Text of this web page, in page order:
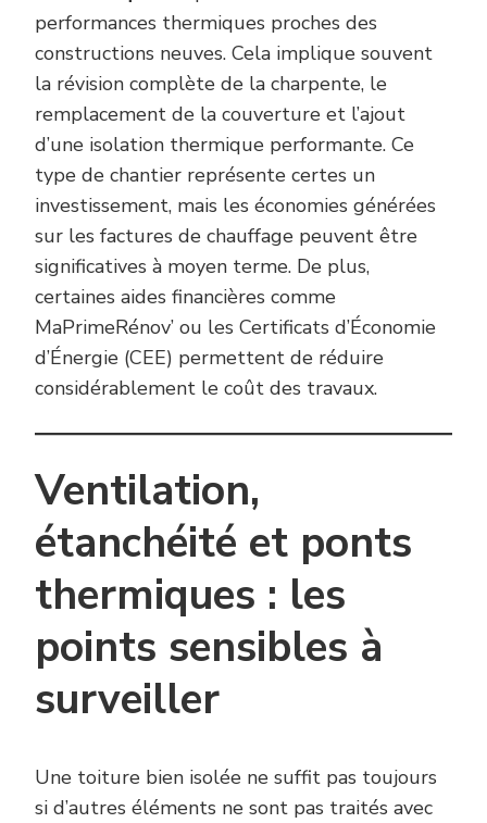
performances thermiques proches des
constructions neuves. Cela implique souvent
la révision complète de la charpente, le
remplacement de la couverture et l’ajout
d’une isolation thermique performante. Ce
type de chantier représente certes un
investissement, mais les économies générées
sur les factures de chauffage peuvent être
significatives à moyen terme. De plus,
certaines aides financières comme
MaPrimeRénov’ ou les Certificats d’Économie
d’Énergie (CEE) permettent de réduire
considérablement le coût des travaux.
Ventilation,
étanchéité et ponts
thermiques : les
points sensibles à
surveiller
Une toiture bien isolée ne suffit pas toujours
si d’autres éléments ne sont pas traités avec